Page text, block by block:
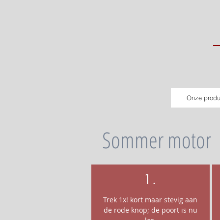
Onze
Sommer motor
1.
Trek 1x! kort maar stevig aan
de rode knop; de poort is nu